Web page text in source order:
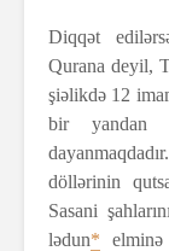
Diqqət
Qurana deyil,
şiəlikdə 12
bir yandan
döllərinin
Sasani
lədun*